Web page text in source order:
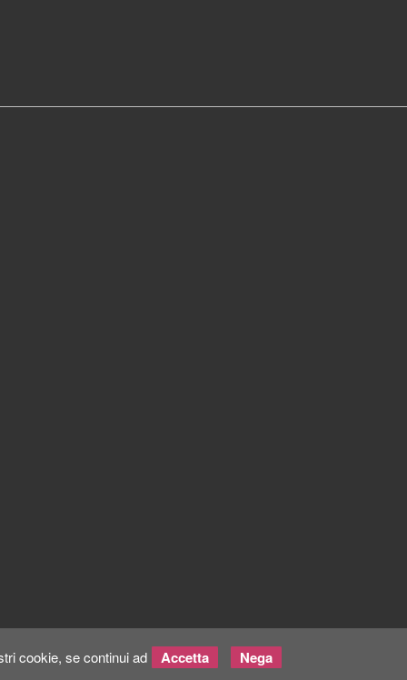
cookie, se continui ad Accetta Nega